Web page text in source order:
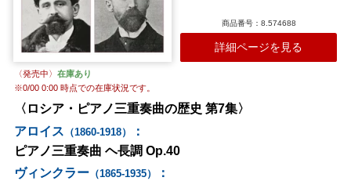
商品番号：8.574688
詳細ページを見る
〈発売中〉 在庫あり
※0/00 0:00時点での在庫状況です。
〈ロシア・ピアノ三重奏曲の歴史 第7集〉
アロイス （1860-1918）
：
ピアノ三重奏曲 ヘ長調 Op.40
ヴィンクラー（1865-1935）
：